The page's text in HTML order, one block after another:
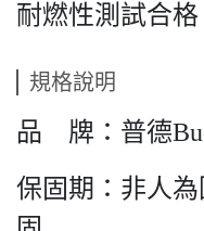
耐燃性測試合格
規格說明
品 牌：普德
保固期：非人